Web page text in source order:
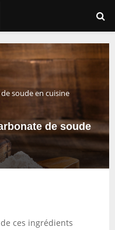
soude en cuisine
de soude
ces ingrédients